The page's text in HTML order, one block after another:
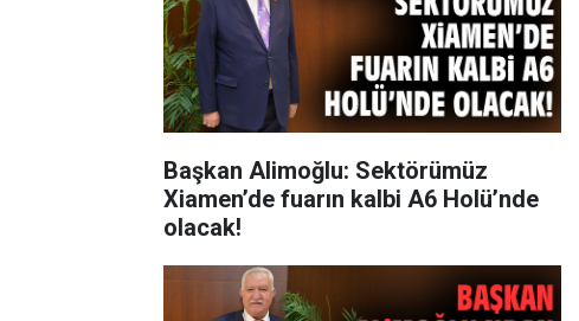
Başkan Alimoğlu: Sektörümüz
Xiamen’de fuarın kalbi A6 Holü’nde
olacak!